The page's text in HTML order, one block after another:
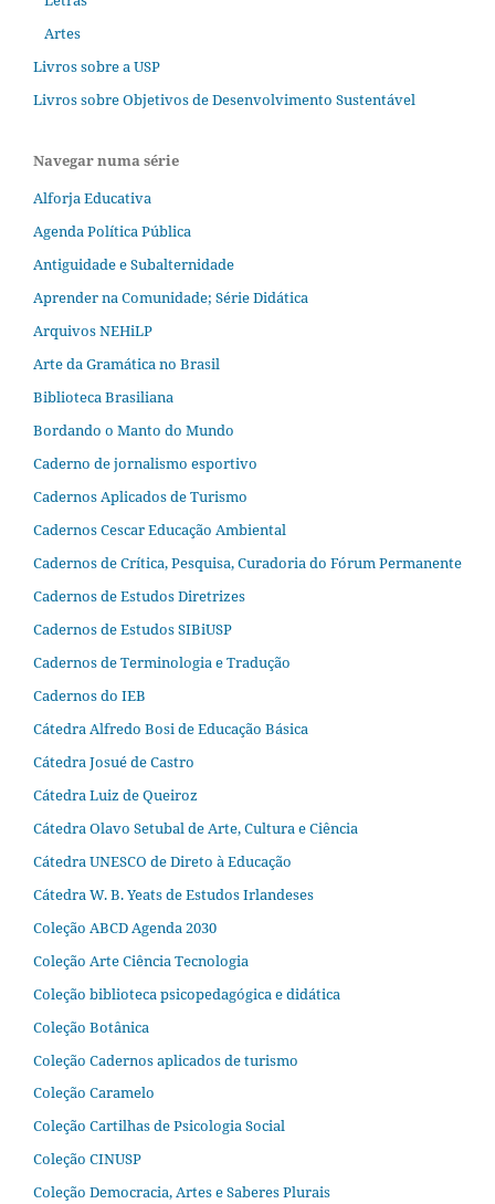
Artes
Livros sobre a USP
Livros sobre Objetivos de Desenvolvimento Sustentável
Navegar numa série
Alforja Educativa
Agenda Política Pública
Antiguidade e Subalternidade
Aprender na Comunidade; Série Didática
Arquivos NEHiLP
Arte da Gramática no Brasil
Biblioteca Brasiliana
Bordando o Manto do Mundo
Caderno de jornalismo esportivo
Cadernos Aplicados de Turismo
Cadernos Cescar Educação Ambiental
Cadernos de Crítica, Pesquisa, Curadoria do Fórum Permanente
Cadernos de Estudos Diretrizes
Cadernos de Estudos SIBiUSP
Cadernos de Terminologia e Tradução
Cadernos do IEB
Cátedra Alfredo Bosi de Educação Básica
Cátedra Josué de Castro
Cátedra Luiz de Queiroz
Cátedra Olavo Setubal de Arte, Cultura e Ciência
Cátedra UNESCO de Direto à Educação
Cátedra W. B. Yeats de Estudos Irlandeses
Coleção ABCD Agenda 2030
Coleção Arte Ciência Tecnologia
Coleção biblioteca psicopedagógica e didática
Coleção Botânica
Coleção Cadernos aplicados de turismo
Coleção Caramelo
Coleção Cartilhas de Psicologia Social
Coleção CINUSP
Coleção Democracia, Artes e Saberes Plurais